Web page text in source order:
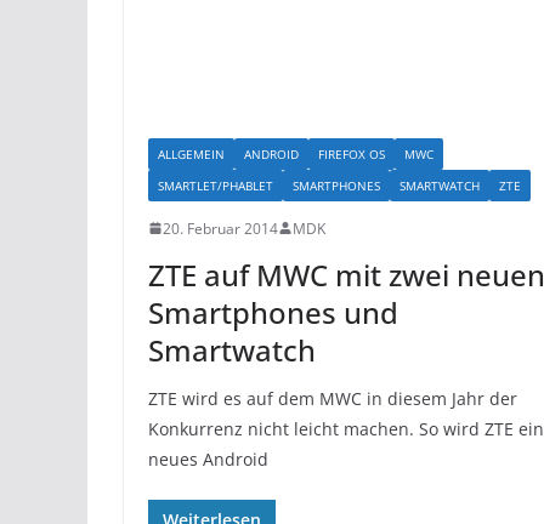
ALLGEMEIN ANDROID FIREFOX OS
MWC
SMARTLET/PHABLET
SMARTPHONES SMARTWATCH ZTE
20. Februar 2014 MDK
ZTE auf MWC mit zwei neuen
Smartphones und
Smartwatch
ZTE wird es auf dem MWC in diesem Jahr der
Konkurrenz nicht leicht machen. So wird ZTE ein
neues Android
Weiterlesen